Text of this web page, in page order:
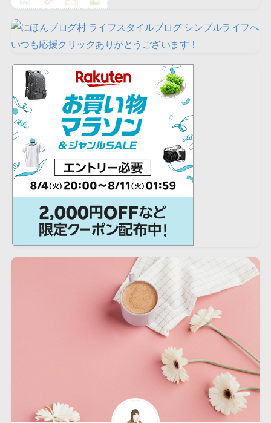
いつも応援クリックありがとうございます！